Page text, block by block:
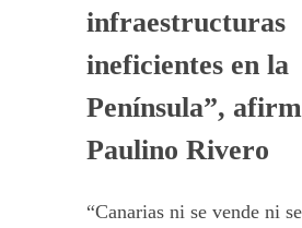
infraestructuras
ineficientes en la
Península”,
Paulino Rivero
“Canarias ni se vende ni